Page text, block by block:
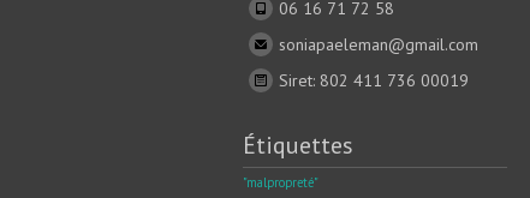
06 16 71 72 58
soniapaeleman@gmail.com
Siret: 802 411 736 00019
Étiquettes
"malpropreté"